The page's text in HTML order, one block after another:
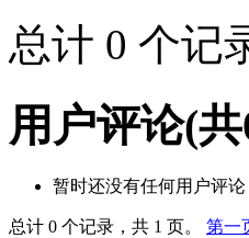
总计 0 个记
用户评论(共
暂时还没有任何用户评论
总计 0 个记录，共 1 页。 第一